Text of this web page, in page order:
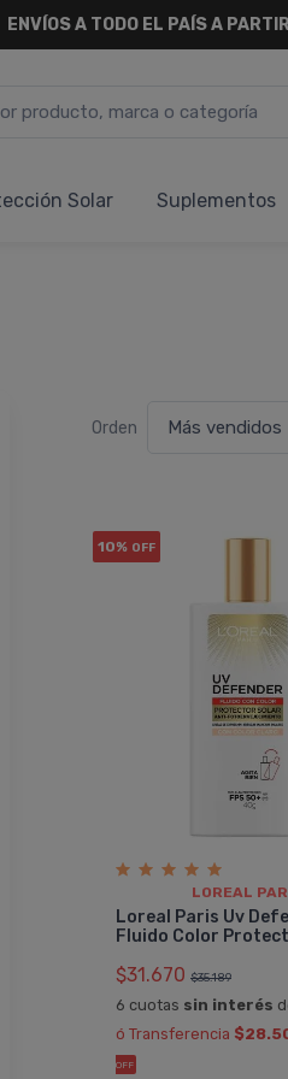
Solar Suplementos
Orden
10% OFF
LOREAL
Loreal Paris Uv
Fluido Color
$31.670 $35.189
6 cuotas sin interés
ó Transferencia
OFF